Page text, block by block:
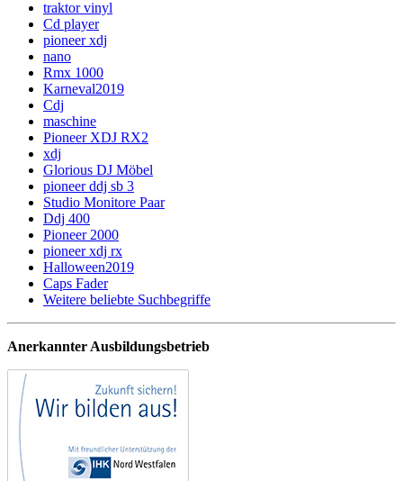
traktor vinyl
Cd player
pioneer xdj
nano
Rmx 1000
Karneval2019
Cdj
maschine
Pioneer XDJ RX2
xdj
Glorious DJ Möbel
pioneer ddj sb 3
Studio Monitore Paar
Ddj 400
Pioneer 2000
pioneer xdj rx
Halloween2019
Caps Fader
Weitere beliebte Suchbegriffe
Anerkannter Ausbildungsbetrieb